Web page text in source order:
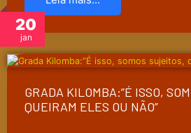
20
jan
GRADA KILOMBA:”É ISSO,
QUEIRAM ELES OU NÃO”